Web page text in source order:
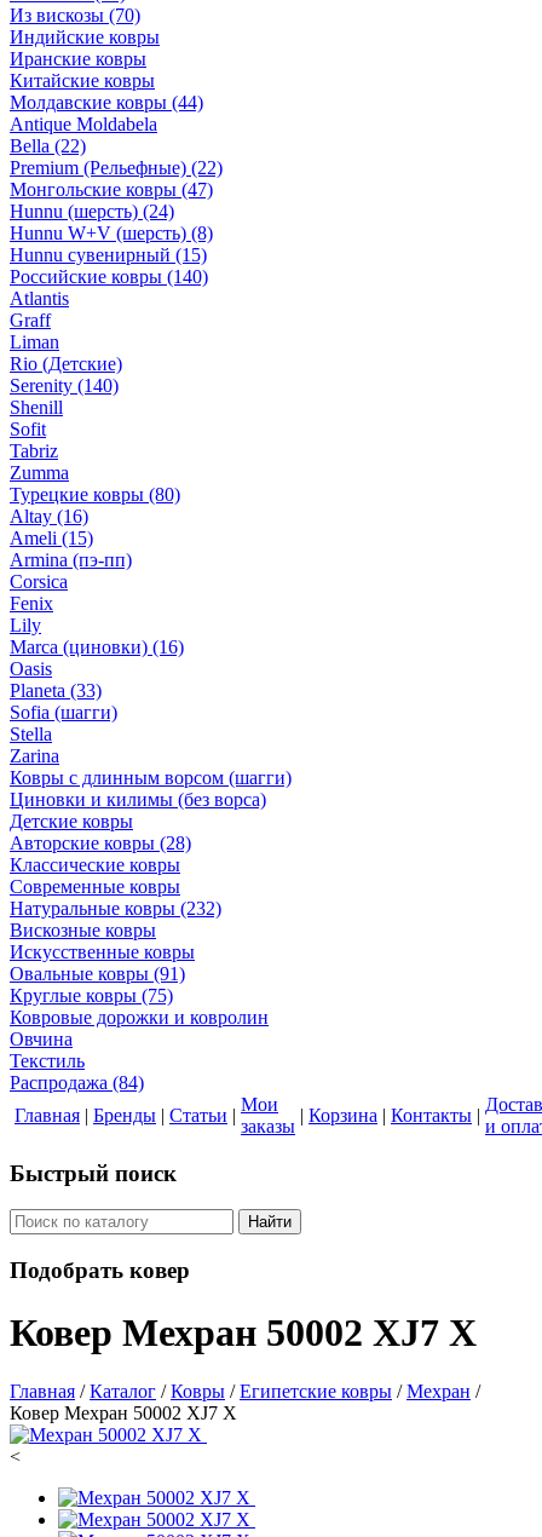
Из вискозы (70)
Индийские ковры
Иранские ковры
Китайские ковры
Молдавские ковры (44)
Antique Moldabela
Bella (22)
Premium (Рельефные) (22)
Монгольские ковры (47)
Hunnu (шерсть) (24)
Hunnu W+V (шерсть) (8)
Hunnu сувенирный (15)
Российские ковры (140)
Atlantis
Graff
Liman
Rio (Детские)
Serenity (140)
Shenill
Sofit
Tabriz
Zumma
Турецкие ковры (80)
Altay (16)
Ameli (15)
Armina (пэ-пп)
Corsica
Fenix
Lily
Marca (циновки) (16)
Oasis
Planeta (33)
Sofia (шагги)
Stella
Zarina
Ковры с длинным ворсом (шагги)
Циновки и килимы (без ворса)
Детские ковры
Авторские ковры (28)
Классические ковры
Современные ковры
Натуральные ковры (232)
Вискозные ковры
Искусственные ковры
Овальные ковры (91)
Круглые ковры (75)
Ковровые дорожки и ковролин
Овчина
Текстиль
Распродажа (84)
Главная | Бренды | Статьи |
Мои
заказы
| Корзина | Контакты |
и
Быстрый поиск
Найти
Подобрать ковер
Ковер Мехран 50002 XJ7 X
Главная / Каталог / Ковры / Египетские ковры / Мехран /
Ковер Мехран 50002 XJ7 X
<